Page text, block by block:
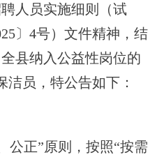
人员实施细则（试
〕4号）文件精神，结
县纳入公益性岗位的
洁员，特公告如下：
公正”原则，按照“按需